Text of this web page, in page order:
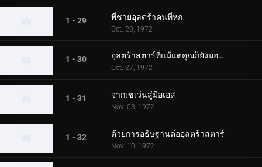
1 - 29 พี่ชายอุลตร้าคนที่หก
Oct. 20, 1972
1 - 30 อุลตร้าสตาร์ที่แม้แต่คุณก็ยังมองเห็น
Oct. 27, 1972
1 - 31 จากเซเว่นสู่มือเอส
Nov. 03, 1972
1 - 32 ด้วยการอธิษฐานต่ออุลตร้าสตาร์
Nov. 10, 1972